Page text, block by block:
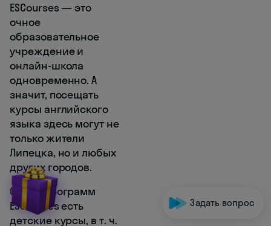
ESCourses — это
очное
образовательное
учреждение и
онлайн-школа
одновременно. А
значит, посещать
курсы английского
языка здесь могут не
только жители
Липецка, но и любых
других городов.
Среди программ
ESCourses есть
детские курсы, в т. ч.
Задать вопрос